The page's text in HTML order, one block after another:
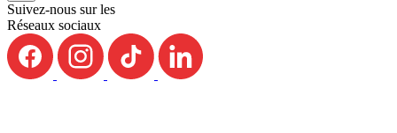
Suivez-nous sur les
Réseaux sociaux